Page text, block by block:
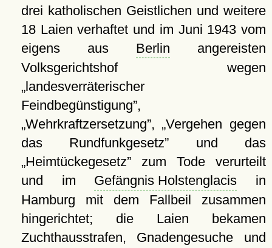
drei katholischen Geistlichen und weitere
18 Laien verhaftet und im Juni 1943 vom
eigens aus Berlin angereisten
Volksgerichtshof wegen
landesverräterischer
Feindbegünstigung ,
Wehrkraftzersetzung , Vergehen gegen
das Rundfunkgesetz
und das
Heimtückegesetz zum Tode verurteilt
und im Gefängnis Holstenglacis in
Hamburg mit dem Fallbeil zusammen
hingerichtet; die Laien bekamen
Zuchthausstrafen, Gnadengesuche und